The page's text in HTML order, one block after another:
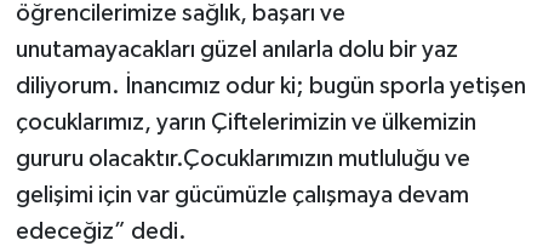
öğrencilerimize sağlık, başarı ve
unutamayacakları güzel anılarla dolu bir yaz
diliyorum. İnancımız odur ki; bugün sporla yetişen
çocuklarımız, yarın Çiftelerimizin ve ülkemizin
gururu olacaktır.Çocuklarımızın mutluluğu ve
gelişimi için var gücümüzle çalışmaya devam
edeceğiz” dedi.